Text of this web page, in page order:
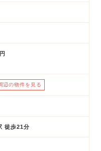
辺の物件を見る
徒歩21分